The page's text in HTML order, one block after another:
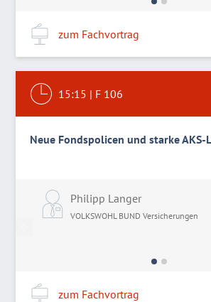
zum Fachvortrag
15:15 | F 106
Neue Fondspolicen und starke AKS-
Philipp Langer
VOLKSWOHL BUND Versicherungen
zum Fachvortrag